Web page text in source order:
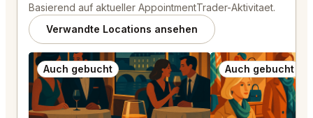
Basierend auf aktueller AppointmentTrader-Aktivitaet.
Verwandte Locations ansehen
Auch gebucht Auch gebucht